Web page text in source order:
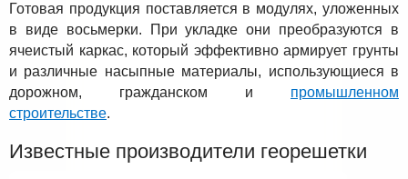
Готовая продукция поставляется в модулях, уложенных
в виде восьмерки. При укладке они преобразуются в
ячеистый каркас, который эффективно армирует грунты
и различные насыпные материалы, использующиеся в
дорожном, гражданском и промышленном
строительстве.
Известные производители георешетки